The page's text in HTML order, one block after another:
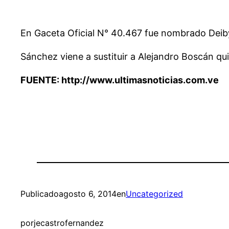
En Gaceta Oficial N° 40.467 fue nombrado
Sánchez viene a sustituir a Alejandro Boscán
FUENTE: http://www.ultimasnoticias.com.ve
Publicadoagosto 6, 2014enUncategorized
porjecastrofernandez